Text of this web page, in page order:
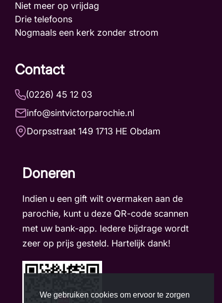
Niet meer op vrijdag
Drie telefoons
Nogmaals een kerk zonder stroom
Contact
(0226) 45 12 03
info@sintvictorparochie.nl
Dorpsstraat 149 1713 HE Obdam
Doneren
Indien u een gift wilt overmaken aan de
parochie, kunt u deze QR-code scannen
met uw bank-app. Iedere bijdrage wordt
zeer op prijs gesteld. Hartelijk dank!
We gebruiken cookies om ervoor te zorgen